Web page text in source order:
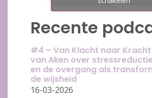
Recente
#4 – Van Klacht naar Kracht
van Aken over
en de overgang als
de wijsheid
16-03-2026